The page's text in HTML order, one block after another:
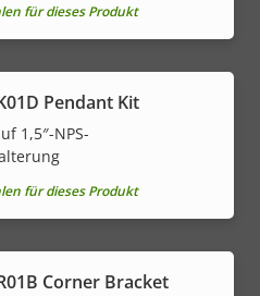
für dieses Produkt
Pendant Kit
1,5″-NPS-
für dieses Produkt
Corner Bracket